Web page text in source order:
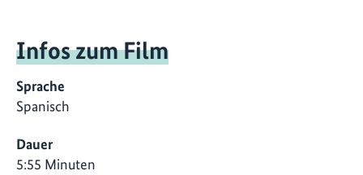
Infos zum Film
Sprache
Spanisch
Dauer
5:55 Minuten